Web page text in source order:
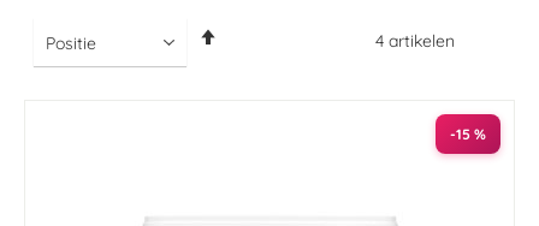
4 artikelen
-15 %